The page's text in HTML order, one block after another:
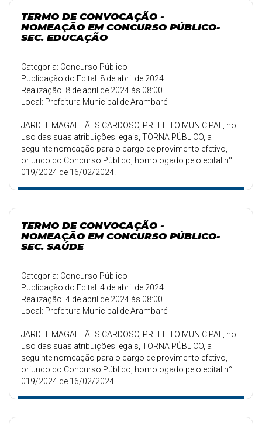
TERMO DE CONVOCAÇÃO -
NOMEAÇÃO EM CONCURSO PÚBLICO-
SEC. EDUCAÇÃO
Categoria: Concurso Público
Publicação do Edital: 8 de abril de 2024
Realização: 8 de abril de 2024 às 08:00
Local: Prefeitura Municipal de Arambaré
JARDEL MAGALHÃES CARDOSO, PREFEITO MUNICIPAL, no
uso das suas atribuições legais, TORNA PÚBLICO, a
seguinte nomeação para o cargo de provimento efetivo,
oriundo do Concurso Público, homologado pelo edital n°
019/2024 de 16/02/2024.
TERMO DE CONVOCAÇÃO -
NOMEAÇÃO EM CONCURSO PÚBLICO-
SEC. SAÚDE
Categoria: Concurso Público
Publicação do Edital: 4 de abril de 2024
Realização: 4 de abril de 2024 às 08:00
Local: Prefeitura Municipal de Arambaré
JARDEL MAGALHÃES CARDOSO, PREFEITO MUNICIPAL, no
uso das suas atribuições legais, TORNA PÚBLICO, a
seguinte nomeação para o cargo de provimento efetivo,
oriundo do Concurso Público, homologado pelo edital n°
019/2024 de 16/02/2024.